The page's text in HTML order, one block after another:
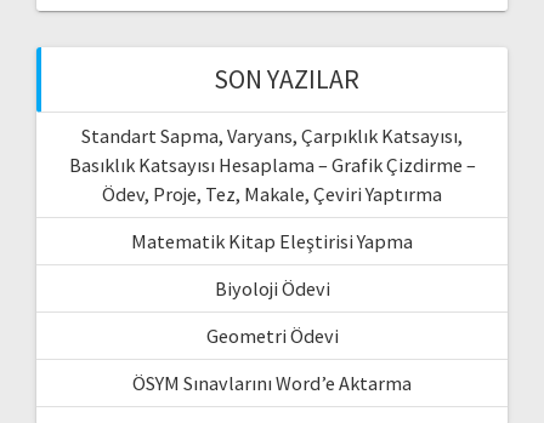
SON YAZILAR
Standart Sapma, Varyans, Çarpıklık Katsayısı,
Basıklık Katsayısı Hesaplama – Grafik Çizdirme –
Ödev, Proje, Tez, Makale, Çeviri Yaptırma
Matematik Kitap Eleştirisi Yapma
Biyoloji Ödevi
Geometri Ödevi
ÖSYM Sınavlarını Word’e Aktarma